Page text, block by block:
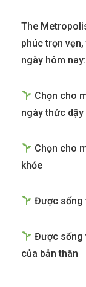
The
phúc trọn
ngày hôm nay:
Chọn cho
ngày thức
Chọn cho
khỏe
Được sống
Được sống
của bản thân